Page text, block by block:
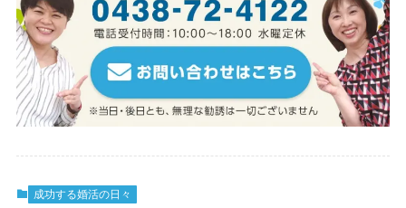
成功する婚活の日々